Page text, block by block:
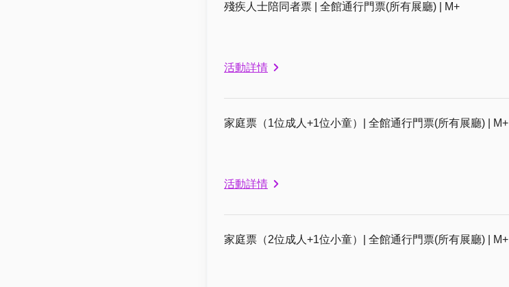
殘疾人士陪同者票 | 全館通行門票(所有展廳) | M+
活動詳情
家庭票（1位成人+1位小童）| 全館通行門票(所有展廳) | M+
活動詳情
家庭票（2位成人+1位小童）| 全館通行門票(所有展廳) | M+